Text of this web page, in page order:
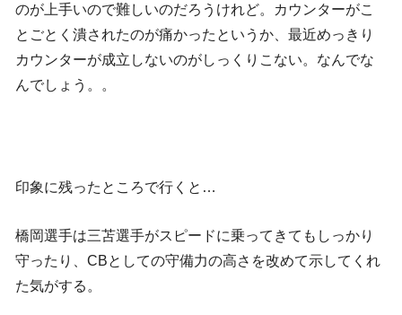
のが上手いので難しいのだろうけれど。カウンターがこ
とごとく潰されたのが痛かったというか、最近めっきり
カウンターが成立しないのがしっくりこない。なんでな
んでしょう。。
印象に残ったところで行くと…
橋岡選手は三苫選手がスピードに乗ってきてもしっかり
守ったり、CBとしての守備力の高さを改めて示してくれ
た気がする。